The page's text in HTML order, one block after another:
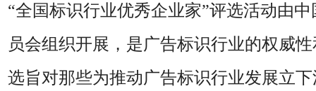
“全国标识行业优秀企业家”评选活动由
员会组织开展，是广告标识行业的权威
选旨对那些为推动广告标识行业发展立